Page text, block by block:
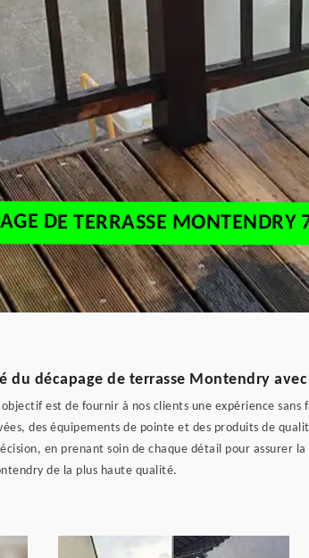
DE TERRASSE MONTENDRY
du décapage de terrasse Montendry
est de fournir à nos clients une expérience
des équipements de pointe et des produits de
en prenant soin de chaque détail pour assurer
de la plus haute qualité.